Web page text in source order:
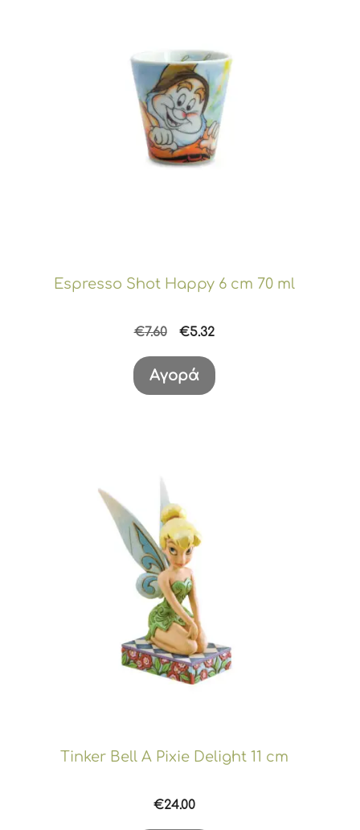
Espresso Shot Happy 6 cm 70 ml
€7.60
Original
was:
€7.60.
€5.32Η
τιμή
είναι:
Αγορά
Tinker Bell A Pixie Delight 11 cm
€24.00